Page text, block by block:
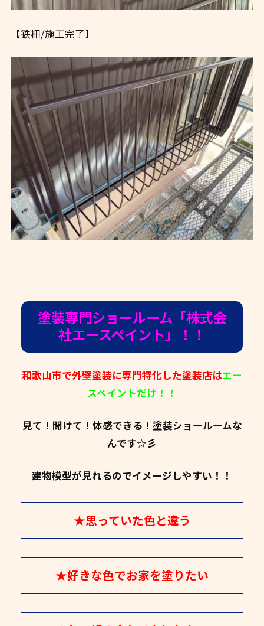
【鉄柵/施工完了】
塗装専門ショールーム「株式会
社エースペイント」！！
和歌山市で外壁塗装に専門特化した塗装店はエー
スペイントだけ！！
見て！聞けて！体感できる！塗装ショールームな
んです☆彡
建物模型が見れるのでイメージしやすい！！
★思っていた色と違う
★好きな色でお家を塗りたい